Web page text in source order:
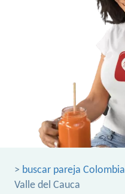
> buscar pareja Colombia
Valle del Cauca